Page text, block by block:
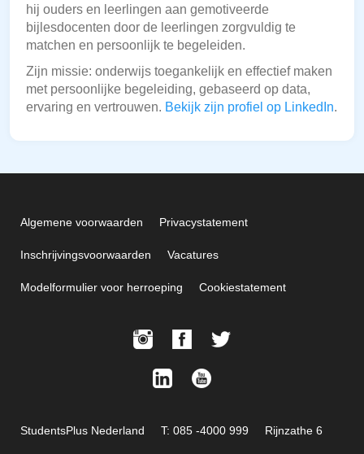
hij ouders en leerlingen aan gemotiveerde
bijlesdocenten door de leerlingen zorgvuldig te
matchen en persoonlijk te begeleiden.
Zijn missie: onderwijs toegankelijk en effectief maken
met persoonlijke begeleiding, gebaseerd op data,
ervaring en vertrouwen. Bekijk zijn profiel op LinkedIn.
Algemene voorwaarden Privacystatement
Inschrijvingsvoorwaarden Vacatures
Modelformulier voor herroeping Cookiestatement
StudentsPlus Nederland T: 085 -4000 999 Rijnzathe 6